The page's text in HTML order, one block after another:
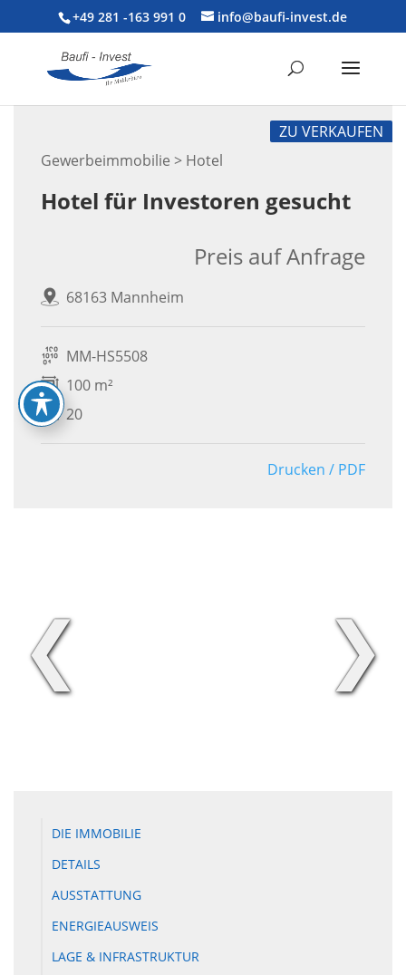
+49 281 -163 991 0 info@baufi-invest.de
Gewerbeimmobilie > Hotel
ZU VERKAUFEN
Hotel für Investoren gesucht
68163 Mannheim
Preis auf Anfrage
MM-HS5508
100 m²
20
Drucken / PDF
❮ ❯
DIE IMMOBILIE
DETAILS
AUSSTATTUNG
ENERGIEAUSWEIS
LAGE & INFRASTRUKTUR